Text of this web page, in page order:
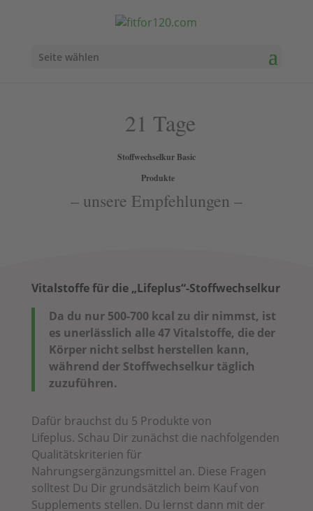
Seite wählen
21 Tage
Stoffwechselkur Basic
Produkte
– unsere Empfehlungen –
Vitalstoffe für die „Lifeplus“-Stoffwechselkur
Da du nur 500-700 kcal zu dir nimmst, ist
es unerlässlich alle 47 Vitalstoffe, die der
Körper nicht selbst herstellen kann,
während der Stoffwechselkur täglich
zuzuführen.
Dafür brauchst du 5 Produkte von
Lifeplus. Schau Dir zunächst die nachfolgenden
Qualitätskriterien für
Nahrungsergänzungsmittel an. Diese Fragen
solltest Du Dir grundsätzlich beim Kauf von
Supplements stellen. Du lernst dann mit der